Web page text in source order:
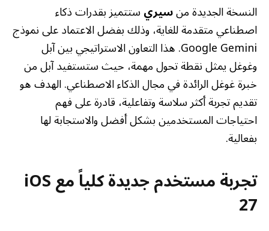
النسخة الجديدة منسيريستتميز بقدرات ذكاء
اصطناعي متقدمة للغاية، وذلك بفضل الاعتماد على نموذج
Google Gemini. هذا التعاون الاستراتيجي بين آبل
وغوغل يمثل نقطة تحول مهمة، حيث ستستفيد آبل من
خبرة غوغل الرائدة في مجال الذكاء الاصطناعي. الهدف هو
تقديم تجربة أكثر سلاسة وتفاعلية، قادرة على فهم
احتياجات المستخدمين بشكل أفضل والاستجابة لها
بفعالية.
تجربة مستخدم جديدة كلياً مع iOS
27